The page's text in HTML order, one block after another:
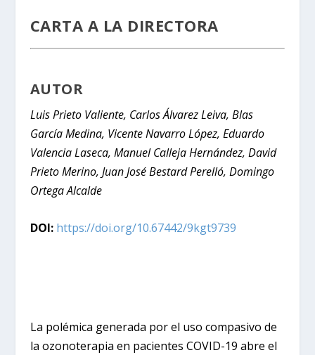
CARTA A LA DIRECTORA
AUTOR
Luis Prieto Valiente, Carlos Álvarez Leiva, Blas
García Medina, Vicente Navarro López, Eduardo
Valencia Laseca, Manuel Calleja Hernández, David
Prieto Merino, Juan José Bestard Perelló, Domingo
Ortega Alcalde
DOI: https://doi.org/10.67442/9kgt9739
La polémica generada por el uso compasivo de
la ozonoterapia en pacientes COVID-19 abre el